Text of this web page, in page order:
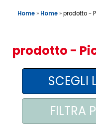
CONTATTI
AREA AGENTI
Home» Home»prodotto -
prodotto -